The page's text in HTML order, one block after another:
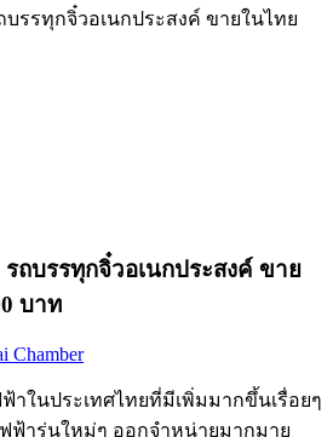
บรรทุกจิ๋วอเนกประสงค์ ขายในไทย
ถบรรทุกจิ๋วอเนกประสงค์ ขาย
บาท
Chamber
าในประเทศไทยที่มีเพิ่มมากขึ้นเรื่อยๆ
ฟ้ารุ่นใหม่ๆ ออกจำหน่ายมากมาย